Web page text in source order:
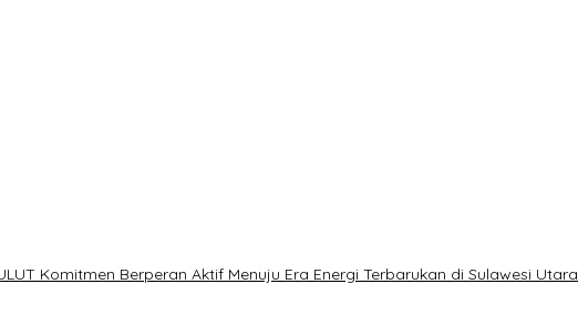
Komitmen Berperan Aktif Menuju Era Energi Terbarukan di Sulawesi Utara